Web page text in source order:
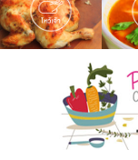
เคล็ดลับน่ารู้
เปรียบเที
เปรียบเที
เปรียบเที
FoodPedia
สร้าง